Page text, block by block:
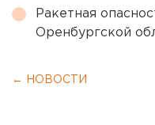
Ракетная
Оренбургской
← НОВОСТИ